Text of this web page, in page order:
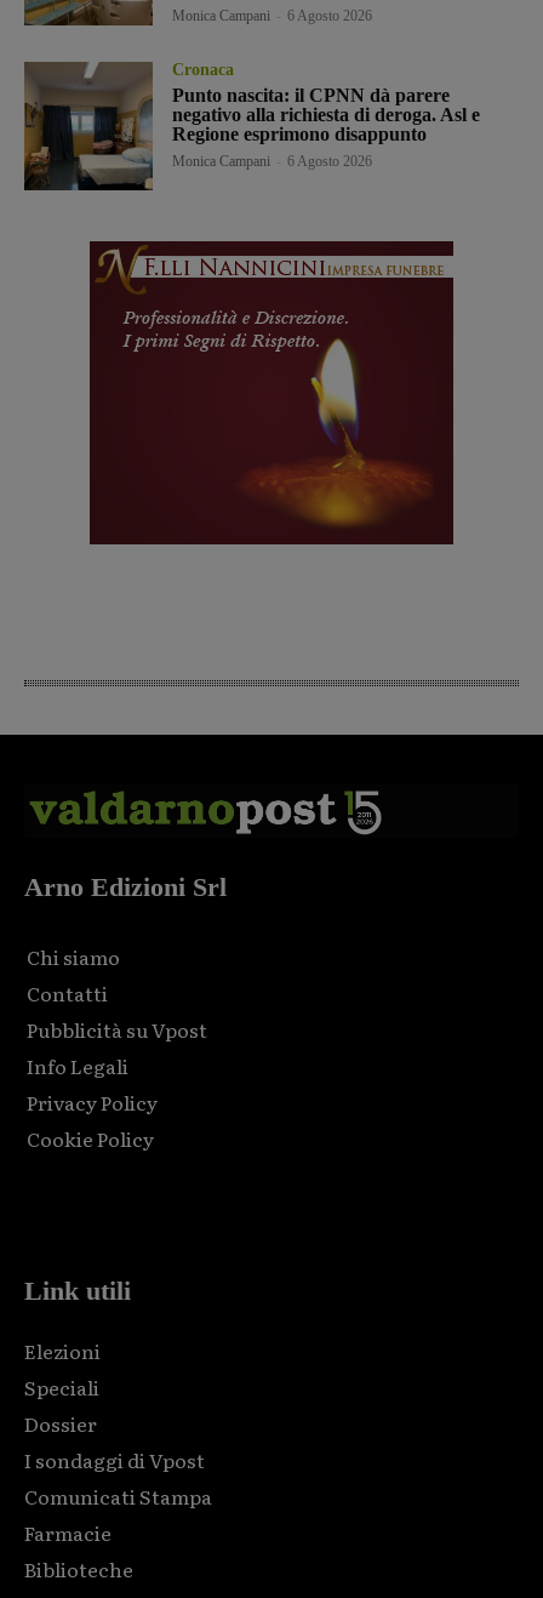
Monica Campani 6 Agosto 2026
Cronaca
Punto nascita: il CPNN dà parere
negativo alla richiesta di deroga. Asl e
Regione esprimono disappunto
Monica Campani 6 Agosto 2026
Arno Edizioni Srl
Chi siamo
Contatti
Pubblicità su Vpost
Info Legali
Privacy Policy
Cookie Policy
Link utili
Elezioni
Speciali
Dossier
I sondaggi di Vpost
Comunicati Stampa
Farmacie
Biblioteche